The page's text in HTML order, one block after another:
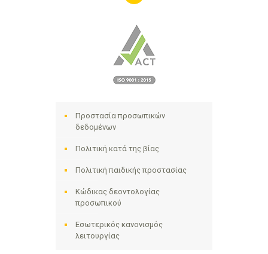
Προστασία προσωπικών
δεδομένων
Πολιτική κατά της βίας
Πολιτική παιδικής προστασίας
Κώδικας δεοντολογίας
προσωπικού
Εσωτερικός κανονισμός
λειτουργίας